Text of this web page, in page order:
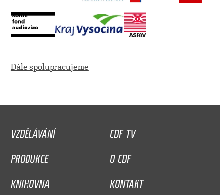
Dále spolupracujeme
VZDĚLÁVÁNÍ
CDF TV
PRODUKCE
O CDF
KNIHOVNA
KONTAKT